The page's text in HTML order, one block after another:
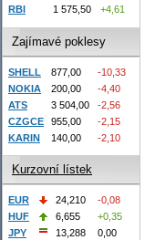
RBI
1 575,50 +4,61
Zajímavé poklesy
SHELL 877,00
-10,33
NOKIA
200,00
-4,40
ATS
3 504,00
-2,56
CZGCE
955,00
-2,15
KARIN
140,00 -2,10
Kurzovní lístek
EUR 24,210
-0,08
HUF
6,655
+0,35
JPY
13,288
0,00